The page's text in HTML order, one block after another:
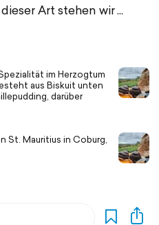
Art stehen wir
im Herzogtum
aus Biskuit unten
darüber
St. Mauritius in Coburg,